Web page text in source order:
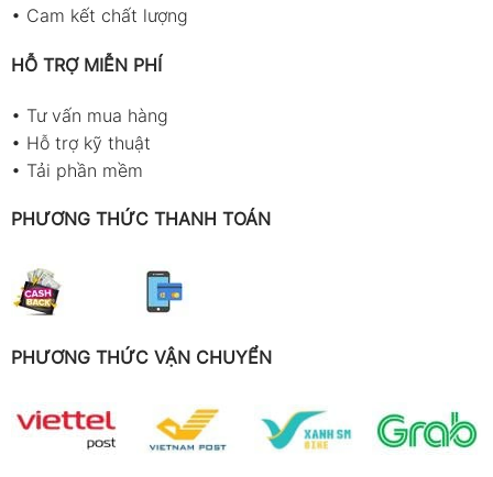
• Cam kết chất lượng
HỖ TRỢ MIỄN PHÍ
• Tư vấn mua hàng
• Hỗ trợ kỹ thuật
• Tải phần mềm
PHƯƠNG THỨC THANH TOÁN
PHƯƠNG THỨC VẬN CHUYỂN